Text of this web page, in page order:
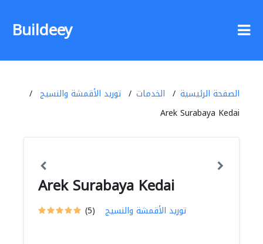
Buildeey
الصفحة الرئيسية الخدمات
توريد الأقمشة والنسيج
Arek Surabaya Kedai
Arek Surabaya Kedai
(5) توريد الأقمشة والنسيج